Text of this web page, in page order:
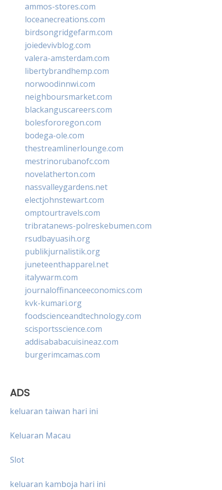
ammos-stores.com
loceanecreations.com
birdsongridgefarm.com
joiedevivblog.com
valera-amsterdam.com
libertybrandhemp.com
norwoodinnwi.com
neighboursmarket.com
blackanguscareers.com
bolesfororegon.com
bodega-ole.com
thestreamlinerlounge.com
mestrinorubanofc.com
novelatherton.com
nassvalleygardens.net
electjohnstewart.com
omptourtravels.com
tribratanews-polreskebumen.com
rsudbayuasih.org
publikjurnalistik.org
juneteenthapparel.net
italywarm.com
journaloffinanceeconomics.com
kvk-kumari.org
foodscienceandtechnology.com
scisportsscience.com
addisababacuisineaz.com
burgerimcamas.com
ADS
keluaran taiwan hari ini
Keluaran Macau
Slot
keluaran kamboja hari ini